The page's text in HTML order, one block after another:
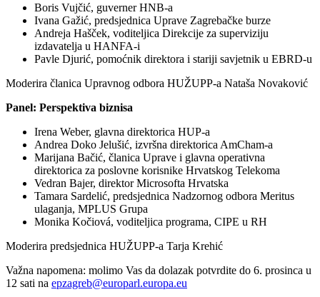
Boris Vujčić, guverner HNB-a
Ivana Gažić, predsjednica Uprave Zagrebačke burze
Andreja Hašček, voditeljica Direkcije za superviziju
izdavatelja u HANFA-i
Pavle Djurić, pomoćnik direktora i stariji savjetnik u EBRD-u
Moderira članica Upravnog odbora HUŽUPP-a Nataša Novaković
Panel: Perspektiva biznisa
Irena Weber, glavna direktorica HUP-a
Andrea Doko Jelušić, izvršna direktorica AmCham-a
Marijana Bačić, članica Uprave i glavna operativna
direktorica za poslovne korisnike Hrvatskog Telekoma
Vedran Bajer, direktor Microsofta Hrvatska
Tamara Sardelić, predsjednica Nadzornog odbora Meritus
ulaganja, MPLUS Grupa
Monika Kočiová, voditeljica programa, CIPE u RH
Moderira predsjednica HUŽUPP-a Tarja Krehić
Važna napomena: molimo Vas da dolazak potvrdite do 6. prosinca u
12 sati na epzagreb@europarl.europa.eu